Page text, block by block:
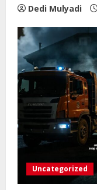
Dedi Mulyadi
Uncategorized